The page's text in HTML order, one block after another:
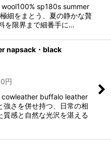
wool100% sp180s summer
細をまとう、夏の静かな贅
を限界まで細番手に…
napsack・black
円
cowleather buffalo leather
強さを併せ持つ、日常の相
質感と自然な光沢を湛える